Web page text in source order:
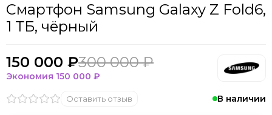
Oukitel
Pico
POCO
Sony
В наличии
Смартфон Samsung Galaxy Z Fold6,
1 ТБ, чёрный
Оставить отзыв
150 000 ₽300 000 ₽
Экономия 150 000 ₽